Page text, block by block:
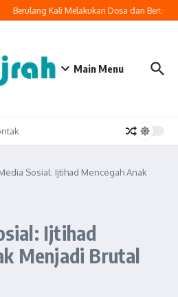
Berulang Kali Melakukan Dosa dan
Main Menu
Sosial: Ijtihad Mencegah Anak
Ijtihad
Menjadi Brutal